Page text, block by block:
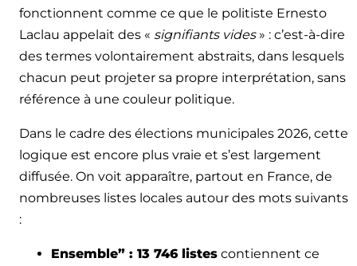
fonctionnent comme ce que le politiste Ernesto
Laclau appelait des « signifiants vides» : c’est-à-dire
des termes volontairement abstraits, dans lesquels
chacun peut projeter sa propre interprétation, sans
référence à une couleur politique.
Dans le cadre des élections municipales 2026, cette
logique est encore plus vraie et s’est largement
diffusée. On voit apparaître, partout en France, de
nombreuses listes locales autour des mots suivants
:
Ensemble” : 13 746 listes contiennent ce